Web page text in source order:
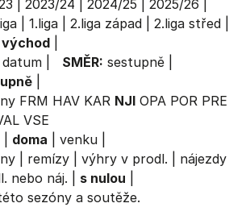
2023/24 2024/25 2025/26
1.liga 2.liga západ 2.liga střed
východ
datum SMĚR: sestupně
FRM HAV KAR NJI OPA POR PRE
VSE
doma venku
remízy výhry v prodl.
nájezdy
nebo náj. s nulou
sezóny a soutěže.